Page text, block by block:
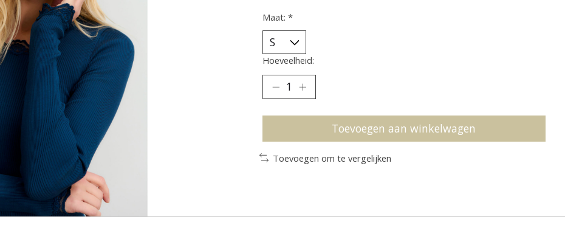
Maat: *
Hoeveelheid:
Toevoegen aan winkelwagen
Toevoegen om te vergelijken